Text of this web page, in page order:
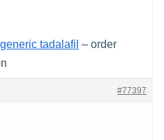
generic tadalafil – order
#77397